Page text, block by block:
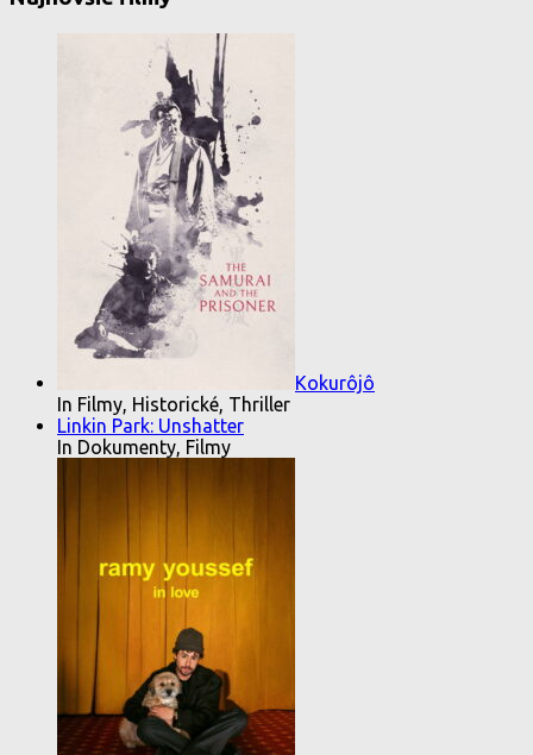
Kokurôjô
In Filmy, Historické, Thriller
Linkin Park: Unshatter
In Dokumenty, Filmy